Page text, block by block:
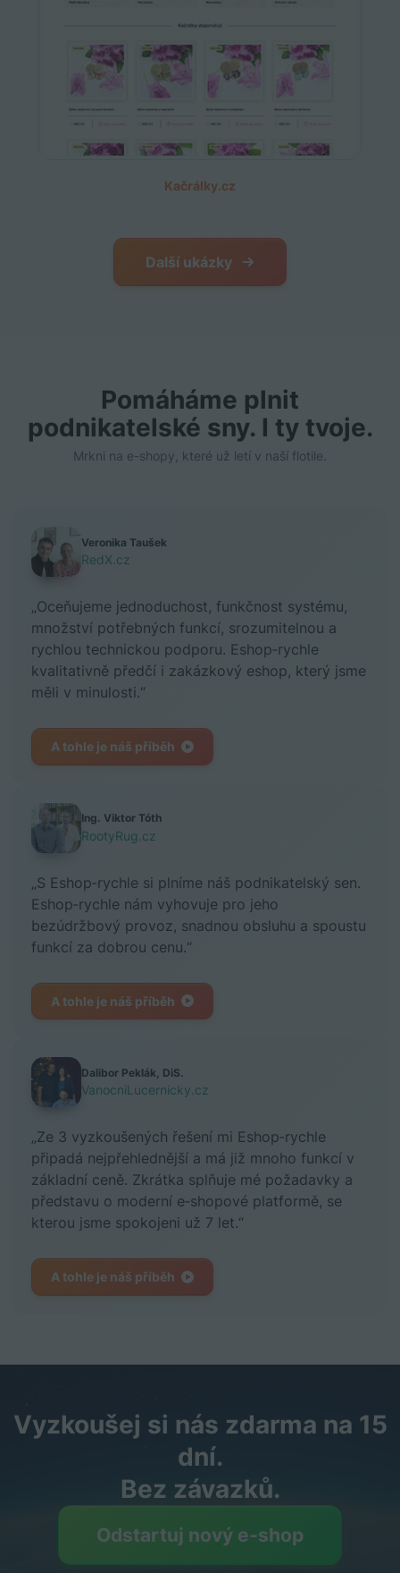
Kačrálky.cz
Další ukázky
Pomáháme plnit
podnikatelské sny. I ty tvoje.
Mrkni na e-shopy, které už letí v naší flotile.
Veronika Taušek
RedX.cz
„Oceňujeme jednoduchost, funkčnost systému,
množství potřebných funkcí, srozumitelnou a
rychlou technickou podporu. Eshop‑rychle
kvalitativně předčí i zakázkový eshop, který jsme
měli v minulosti.“
A tohle je náš příběh
Ing. Viktor Tóth
RootyRug.cz
„S Eshop‑rychle si plníme náš podnikatelský sen.
Eshop‑rychle nám vyhovuje pro jeho
bezúdržbový provoz, snadnou obsluhu a spoustu
funkcí za dobrou cenu.“
A tohle je náš příběh
Dalibor Peklák, DiS.
VanocniLucernicky.cz
„Ze 3 vyzkoušených řešení mi Eshop‑rychle
připadá nejpřehlednější a má již mnoho funkcí v
základní ceně. Zkrátka splňuje mé požadavky a
představu o moderní e‑shopové platformě, se
kterou jsme spokojeni už 7 let.“
A tohle je náš příběh
Vyzkoušej si nás zdarma na 15
dní.
Bez závazků.
Odstartuj nový e‑shop